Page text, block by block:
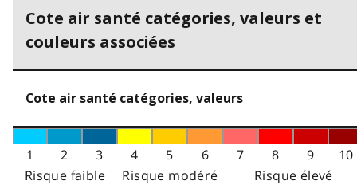
Cote air santé catégories, valeurs et
couleurs associées
Cote air santé catégories, valeurs
1 2 3 4 5 6 7 8 9
10
Risque faible
Risque modéré
Risque élevé